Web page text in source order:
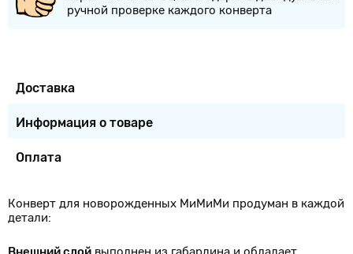
ручной проверке каждого конверта
Доставка
Информация о товаре
Оплата
Конверт для новорожденных МиМиМи продуман в каждой
детали: